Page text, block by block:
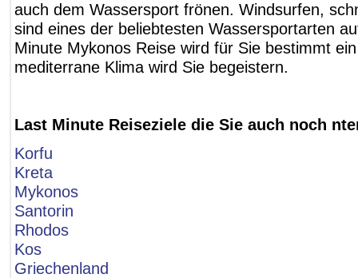
auch dem Wassersport frönen. Windsurfen,
sind eines der beliebtesten Wassersportarten
Minute Mykonos Reise wird für Sie bestimmt
mediterrane Klima wird Sie begeistern.
Last Minute Reiseziele die Sie auch noch
Korfu
Kreta
Mykonos
Santorin
Rhodos
Kos
Griechenland